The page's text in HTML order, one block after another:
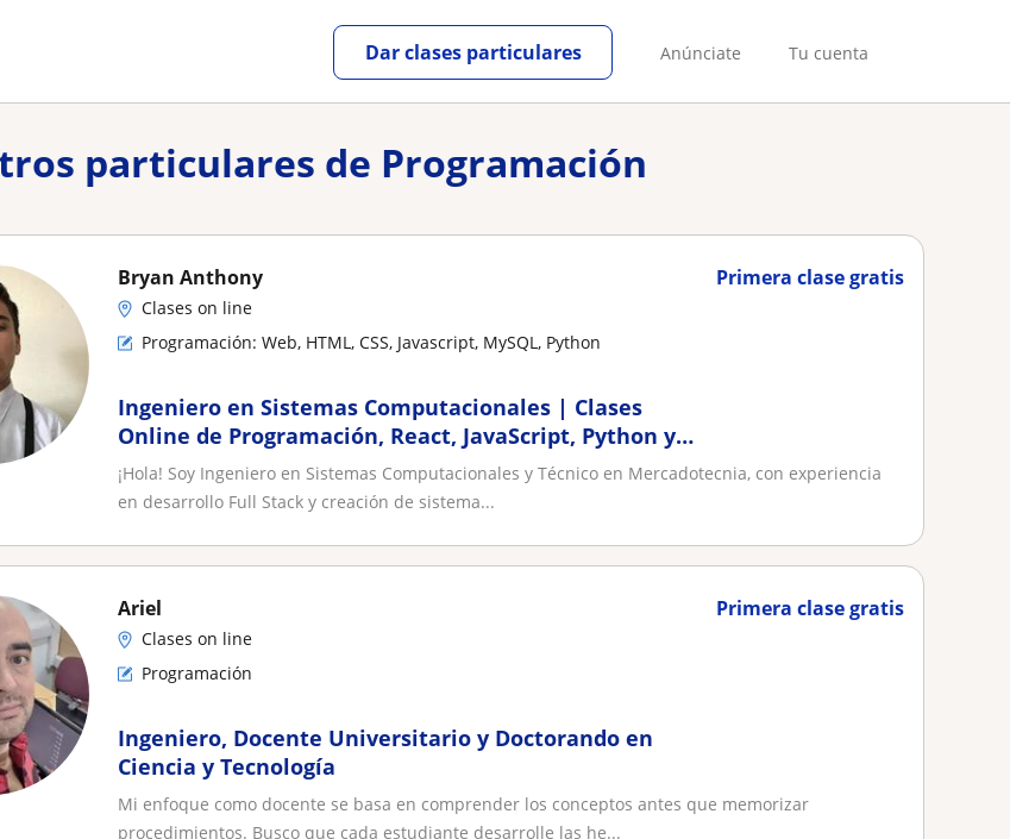
Anúnciate Tu cuenta
Dar clases particulares
particulares de Programación
Primera clase gratis
Bryan Anthony
Clases on line
Programación: Web, HTML, CSS, Javascript, MySQL, Python
Ingeniero en Sistemas Computacionales | Clases
Online de Programación, React, JavaScript, Python y
Bases de Datos
¡Hola! Soy Ingeniero en Sistemas Computacionales y Técnico en Mercadotecnia, con experiencia
en desarrollo Full Stack y creación de sistema...
Primera clase gratis
Ariel
Clases on line
Programación
Ingeniero, Docente Universitario y Doctorando en
Ciencia y Tecnología
Mi enfoque como docente se basa en comprender los conceptos antes que memorizar
procedimientos. Busco que cada estudiante desarrolle las he...